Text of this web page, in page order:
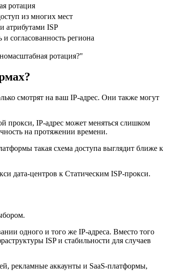
ротация
из многих мест
атрибутами ISP
согласованность региона
ротация?"
смотрят на ваш IP-адрес. Они также могут
прокси, IP-адрес может меняться слишком
на протяжении времени.
такая схема доступа выглядит ближе к
дата-центров к Статическим ISP-прокси.
одного и того же IP-адреса. Вместо того
ISP и стабильности для случаев
рекламные аккаунты и SaaS-платформы,